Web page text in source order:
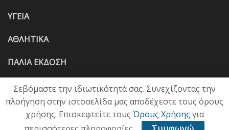
ΥΓΕΙΑ
ΑΘΛΗΤΙΚΑ
ΠΑΛΙΑ ΕΚΔΟΣΗ
Σεβόμαστε την ιδιωτικότητά σας. Συνεχίζοντας την
πλοήγηση στην ιστοσελίδα μας αποδέχεστε τους όρους
χρήσης. Επισκεφτείτε τους Όρους Χρήσης για